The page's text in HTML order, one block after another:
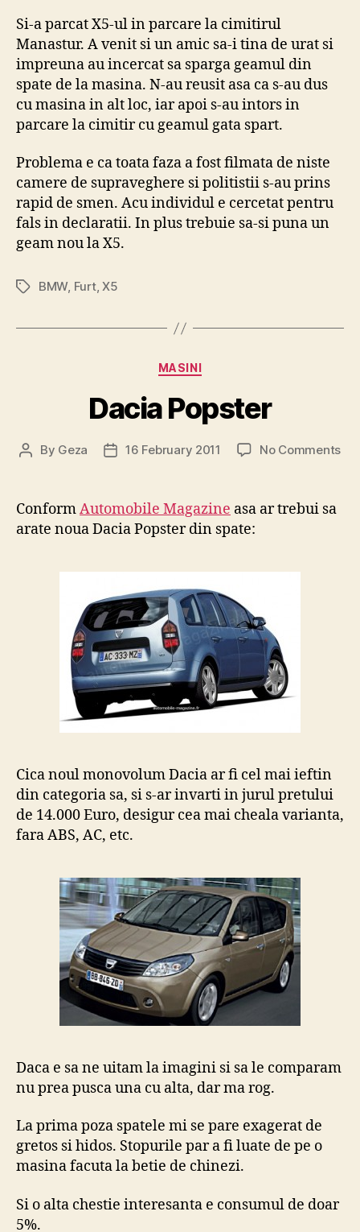
Si-a parcat X5-ul in parcare la cimitirul
Manastur. A venit si un amic sa-i tina de urat si
impreuna au incercat sa sparga geamul din
spate de la masina. N-au reusit asa ca s-au dus
cu masina in alt loc, iar apoi s-au intors in
parcare la cimitir cu geamul gata spart.
Problema e ca toata faza a fost filmata de niste
camere de supraveghere si politistii s-au prins
rapid de smen. Acu individul e cercetat pentru
fals in declaratii. In plus trebuie sa-si puna un
geam nou la X5.
TagsBMW, Furt,X5
Categories
MASINI
Dacia Popster
Post
By Geza
Post16 February 2011 No Commentson
ConformAutomobile Magazine asa ar trebui sa
arate noua Dacia Popster din spate:
Cica noul monovolum Dacia ar fi cel mai ieftin
din categoria sa, si s-ar invarti in jurul pretului
de 14.000 Euro, desigur cea mai cheala varianta,
fara ABS, AC, etc.
Daca e sa ne uitam la imagini si sa le comparam
nu prea pusca una cu alta, dar ma rog.
La prima poza spatele mi se pare exagerat de
gretos si hidos. Stopurile par a fi luate de pe o
masina facuta la betie de chinezi.
Si o alta chestie interesanta e consumul de doar
5%.